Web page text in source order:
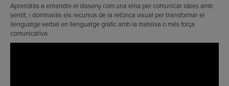
Aprendràs a entendre el disseny com una eina per comunicar idees amb
sentit, i dominaràs els recursos de la retòrica visual per transformar el
llenguatge verbal en llenguatge gràfic amb la mateixa o més força
comunicativa.